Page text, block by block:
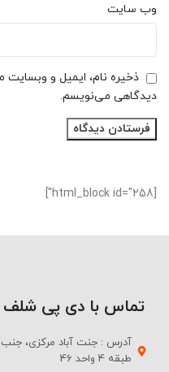
وب‌ سایت
ذخیره نام، ایمیل و وبسایت
دیدگاهی می‌نویسم.
[html_block id="258"]
تماس با دی پی شلف
طبقه 4 واحد 46